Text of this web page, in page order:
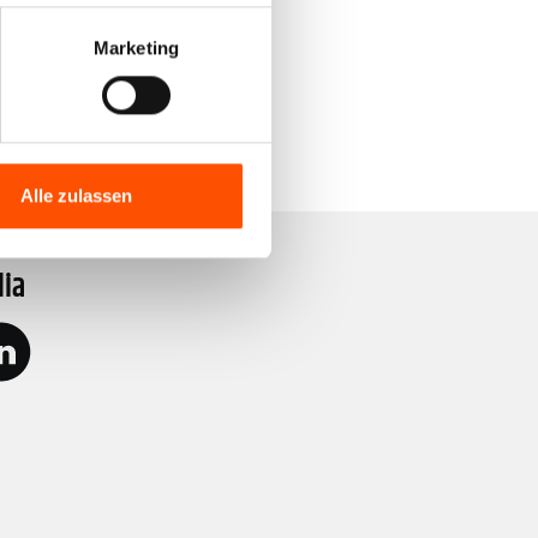
Marketing
Alle zulassen
N,OR"